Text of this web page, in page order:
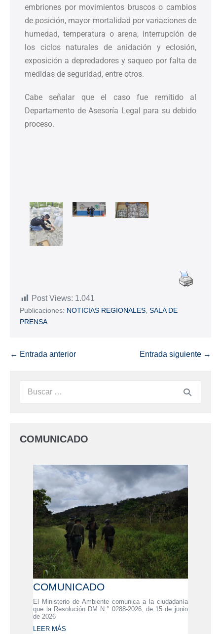
embriones por movimientos bruscos o cambios
de posición, mayor mortalidad por variaciones de
humedad, temperatura o arena, interrupción de
los ciclos naturales de anidación y eclosión,
exposición a depredadores y saqueo por falta de
medidas de seguridad, entre otros.
Cabe señalar que el caso fue remitido al
Departamento de Asesoría Legal para su debido
proceso.
Post Views: 1.041
Publicaciones: NOTICIAS REGIONALES SALA DE
PRENSA
← Entrada anterior Entrada siguiente →
COMUNICADO
COMUNICADO
El Ministerio de Ambiente comunica a la ciudadanía
que la Resolución DM N.° 0288-2026, de 15 de junio
de 2026
LEER MÁS